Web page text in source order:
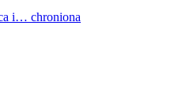
i… chroniona